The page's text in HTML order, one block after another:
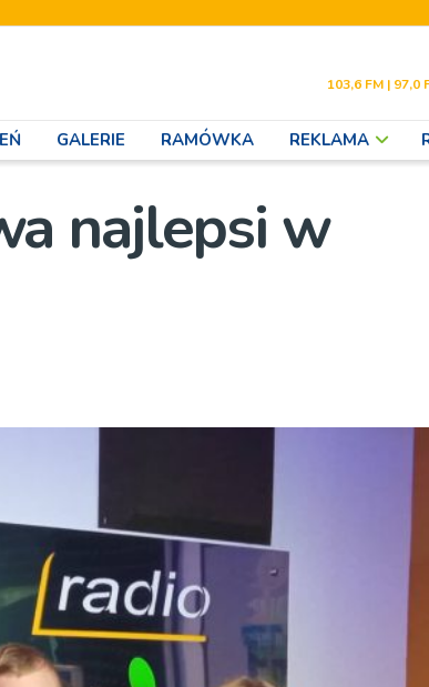
103,6 FM | 97,0
GALERIE RAMÓWKA REKLAMA
najlepsi w